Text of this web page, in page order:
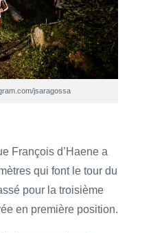
jsaragossa
François d’Haene a
qui font le tour du
pour la troisième
en première position.